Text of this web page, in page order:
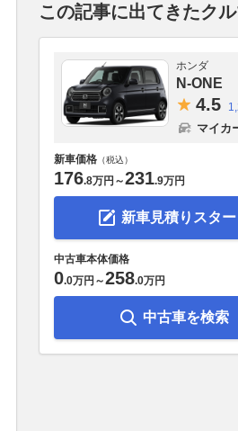
この記事に出てきたク
ホンダ
N-ONE
4.5
マイカ
新車価格 （税込）
176.8万円 ～231.9万円
新車見積りスター
中古車本体価格
0.0万円 ～258.0万円
中古車を検索